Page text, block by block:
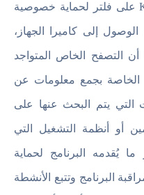
يشتمل برنامج Kaspersky Antivirus على فلتر لحماية خصوصية
إلى كاميرا الجهاز،
التصفح الخاص المتواجد
الخاصة بجمع معلومات عن
التي يتم البحث عنها على
أو أنظمة التشغيل التي
يُقدمه البرنامج لحماية
البرنامج وتتبع الأنشطة